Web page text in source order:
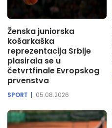
Ženska juniorska
košarkaška
reprezentacija Srbije
plasirala se u
četvrtfinale Evropskog
prvenstva
SPORT 05.08.2026